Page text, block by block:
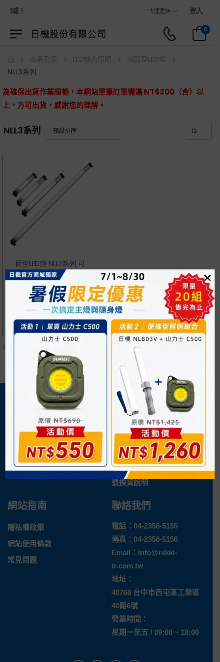
商城！ 快速連結 登入
0
NLL3系列
為確保出貨作業順暢，本網站單筆訂單需滿 NT$300（含）以
上，方可出貨，感謝您的理解。
NLL3系列
筒型LED燈 NLL3系列 可
選PC管 DC／AC電源對
應
NT$1,300
顯示單一結果
關於我們
日機官方網站
企業概況
最新消息
購物須知
購物流程
付款方式
運送方式
退換貨說明
網站指南
隱私權政策
網站使用條款
常見問題
聯絡我們
電話： 04-2358-5155
傳真：04-2358-5156
Email： info@nikki-
tr.com.tw
地址：
40768 台中市西屯區工業區
40路6號
營業時間：
星期一至五 / 09:00 ~ 18:00